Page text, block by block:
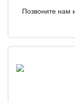
Позвоните нам